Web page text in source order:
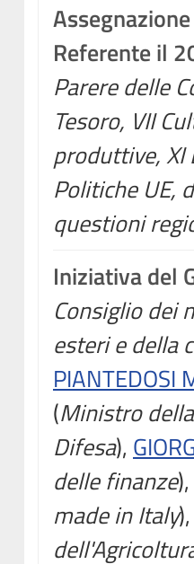
Assegnazione
Referente il
Parere delle
Tesoro, VII
produttive, XI
Politiche UE,
questioni
Iniziativa del
Consiglio dei
esteri e della
PIANTEDOSI
(Ministro
Difesa),
delle finanze),
made in Italy